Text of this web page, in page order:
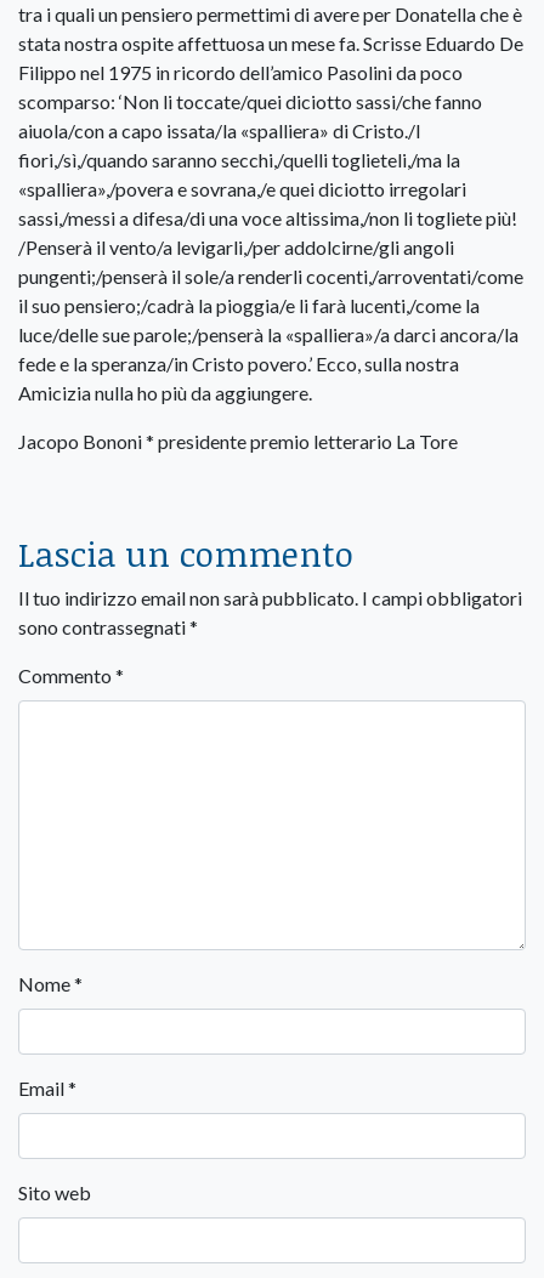
tra i quali un pensiero permettimi di avere per Donatella che è
stata nostra ospite affettuosa un mese fa. Scrisse Eduardo De
Filippo nel 1975 in ricordo dell’amico Pasolini da poco
scomparso: ‘Non li toccate/quei diciotto sassi/che fanno
aiuola/con a capo issata/la «spalliera» di Cristo./I
fiori,/sì,/quando saranno secchi,/quelli toglieteli,/ma la
«spalliera»,/povera e sovrana,/e quei diciotto irregolari
sassi,/messi a difesa/di una voce altissima,/non li togliete più!
/Penserà il vento/a levigarli,/per addolcirne/gli angoli
pungenti;/penserà il sole/a renderli cocenti,/arroventati/come
il suo pensiero;/cadrà la pioggia/e li farà lucenti,/come la
luce/delle sue parole;/penserà la «spalliera»/a darci ancora/la
fede e la speranza/in Cristo povero.’ Ecco, sulla nostra
Amicizia nulla ho più da aggiungere.
Jacopo Bononi * presidente premio letterario La Tore
Lascia un commento
Il tuo indirizzo email non sarà pubblicato. I campi obbligatori
sono contrassegnati*
Commento *
Nome*
Email*
Sito web